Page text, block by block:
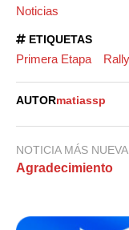
Noticias
ETIQUETAS
Primera Etapa
AUTORmatiassp
NOTICIA MÁS NUEVA
Agradecimiento